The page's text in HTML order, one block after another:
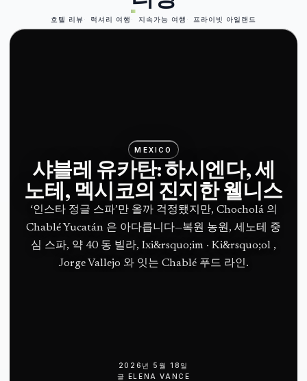
호텔 리뷰 럭셔리 여행 지속가능 여행 프라이빗 아일랜드
MEXICO
샤블레 유카탄: 하시엔다, 세
노테, 멕시코의 진지한 웰니스
‘인스타 정글 스파’만 올까 걱정됐지만, Chocholá 의
Chablé Yucatán 은 아다릅니다—복원 농원, 세노테 중
심 스파, 약 40 동 빌라, Ixi&rsquo;im · Ki&rsquo;ol ,
Jorge Vallejo 와 잇는 Chablé 푸드 라인.
2026년 5월 18일
글 ELENA VANCE